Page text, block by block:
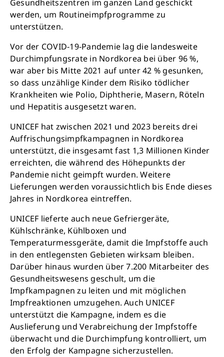
Gesundheitszentren im ganzen Land geschickt
werden, um Routineimpfprogramme zu
unterstützen.
Vor der COVID-19-Pandemie lag die landesweite
Durchimpfungsrate in Nordkorea bei über 96 %,
war aber bis Mitte 2021 auf unter 42 % gesunken,
so dass unzählige Kinder dem Risiko tödlicher
Krankheiten wie Polio, Diphtherie, Masern, Röteln
und Hepatitis ausgesetzt waren.
UNICEF hat zwischen 2021 und 2023 bereits drei
Auffrischungsimpfkampagnen in Nordkorea
unterstützt, die insgesamt fast 1,3 Millionen Kinder
erreichten, die während des Höhepunkts der
Pandemie nicht geimpft wurden. Weitere
Lieferungen werden voraussichtlich bis Ende dieses
Jahres in Nordkorea eintreffen.
UNICEF lieferte auch neue Gefriergeräte,
Kühlschränke, Kühlboxen und
Temperaturmessgeräte, damit die Impfstoffe auch
in den entlegensten Gebieten wirksam bleiben.
Darüber hinaus wurden über 7.200 Mitarbeiter des
Gesundheitswesens geschult, um die
Impfkampagnen zu leiten und mit möglichen
Impfreaktionen umzugehen. Auch UNICEF
unterstützt die Kampagne, indem es die
Auslieferung und Verabreichung der Impfstoffe
überwacht und die Durchimpfung kontrolliert, um
den Erfolg der Kampagne sicherzustellen.
Retten Sie noch heute Leben
Schon 50 Cent am Tag können Großes bewirken:
z.B. monatlich 25.000 Liter sauberes Trinkwasser
zur Verfügung stellen.
Sauberes Trinkwasser bedeutet: weniger
Krankheit, mehr Kindheit, bessere Zukunft.
Jetzt Leben retten